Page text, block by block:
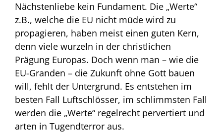
Nächstenliebe kein Fundament. Die „Werte“
z.B., welche die EU nicht müde wird zu
propagieren, haben meist einen guten Kern,
denn viele wurzeln in der christlichen
Prägung Europas. Doch wenn man – wie die
EU-Granden – die Zukunft ohne Gott bauen
will, fehlt der Untergrund. Es entstehen im
besten Fall Luftschlösser, im schlimmsten Fall
werden die „Werte“ regelrecht pervertiert und
arten in Tugendterror aus.